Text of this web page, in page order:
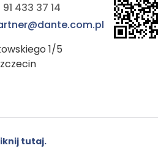
433 37 14
1/5
tutaj.